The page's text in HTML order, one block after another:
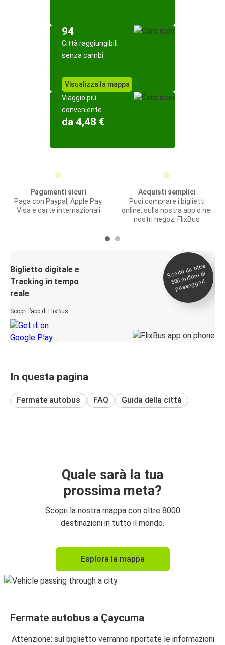
94
Città raggiungibili
senza cambi
Visualizza la mappa
Viaggio più
conveniente
da 4,48 €
Pagamenti sicuri
Paga con Paypal, Apple Pay,
Visa e carte internazionali
Acquisti semplici
Puoi comprare i biglietti
online, sulla nostra app o nei
nostri negozi FlixBus
Biglietto digitale e
Tracking in tempo
reale
Scopri l’app di FlixBus
Scelto da oltre
500
milioni di
passeggeri
In questa pagina
Fermate autobus FAQ Guida della città
Quale sarà la tua
prossima meta?
Scopri la nostra mappa con oltre 8000
destinazioni in tutto il mondo.
Esplora la mappa
Fermate autobus a Çaycuma
Attenzione: sul biglietto verranno riportate le informazioni